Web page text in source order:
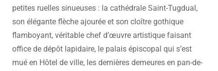
petites ruelles sinueuses : la cathédrale Saint-Tugdual,
son élégante flèche ajourée et son cloître gothique
flamboyant, véritable chef d’œuvre artistique faisant
office de dépôt lapidaire, le palais épiscopal qui s’est
mué en Hôtel de ville, les dernières demeures en pan-de-